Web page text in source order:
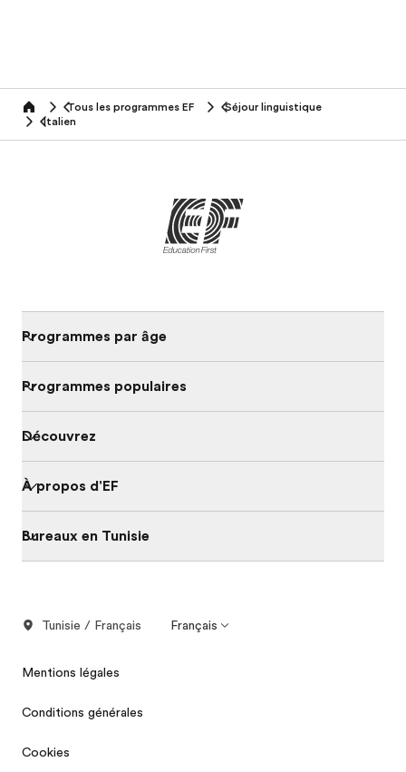
home Tous les programmes EF
Séjour linguistique
Italien
Programmes par âge
Programmes populaires
Découvrez
À propos d'EF
Bureaux en Tunisie
Tunisie / Français Français
Mentions légales
Conditions générales
Cookies